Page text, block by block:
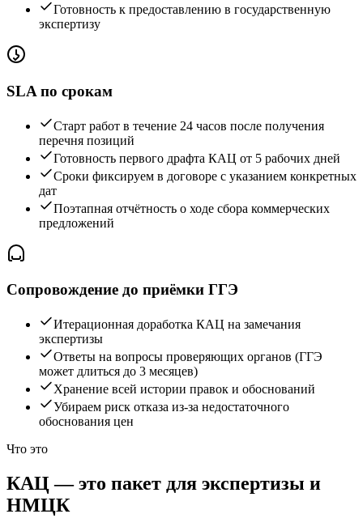
Готовность к предоставлению в государственную
экспертизу
SLA по срокам
Старт работ в течение 24 часов после получения
перечня позиций
Готовность первого драфта КАЦ от 5 рабочих дней
Сроки фиксируем в договоре с указанием конкретных
дат
Поэтапная отчётность о ходе сбора коммерческих
предложений
Сопровождение до приёмки ГГЭ
Итерационная доработка КАЦ на замечания
экспертизы
Ответы на вопросы проверяющих органов (ГГЭ
может длиться до 3 месяцев)
Хранение всей истории правок и обоснований
Убираем риск отказа из-за недостаточного
обоснования цен
Что это
КАЦ — это пакет для экспертизы и
НМЦК